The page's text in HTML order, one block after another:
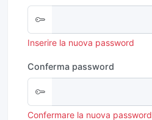
Inserire la nuova password
Conferma password
Confermare la nuova password